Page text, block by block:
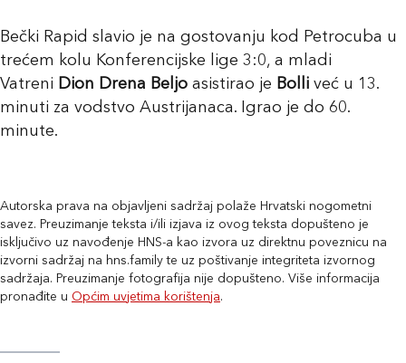
Bečki Rapid slavio je na gostovanju kod Petrocuba u
trećem kolu Konferencijske lige 3:0, a mladi
Vatreni Dion Drena Beljo asistirao je Bolli već u 13.
minuti za vodstvo Austrijanaca. Igrao je do 60.
minute.
Autorska prava na objavljeni sadržaj polaže Hrvatski nogometni
savez. Preuzimanje teksta i/ili izjava iz ovog teksta dopušteno je
isključivo uz navođenje HNS-a kao izvora uz direktnu poveznicu na
izvorni sadržaj na hns.family te uz poštivanje integriteta izvornog
sadržaja. Preuzimanje fotografija nije dopušteno. Više informacija
pronađite u Općim uvjetima korištenja.